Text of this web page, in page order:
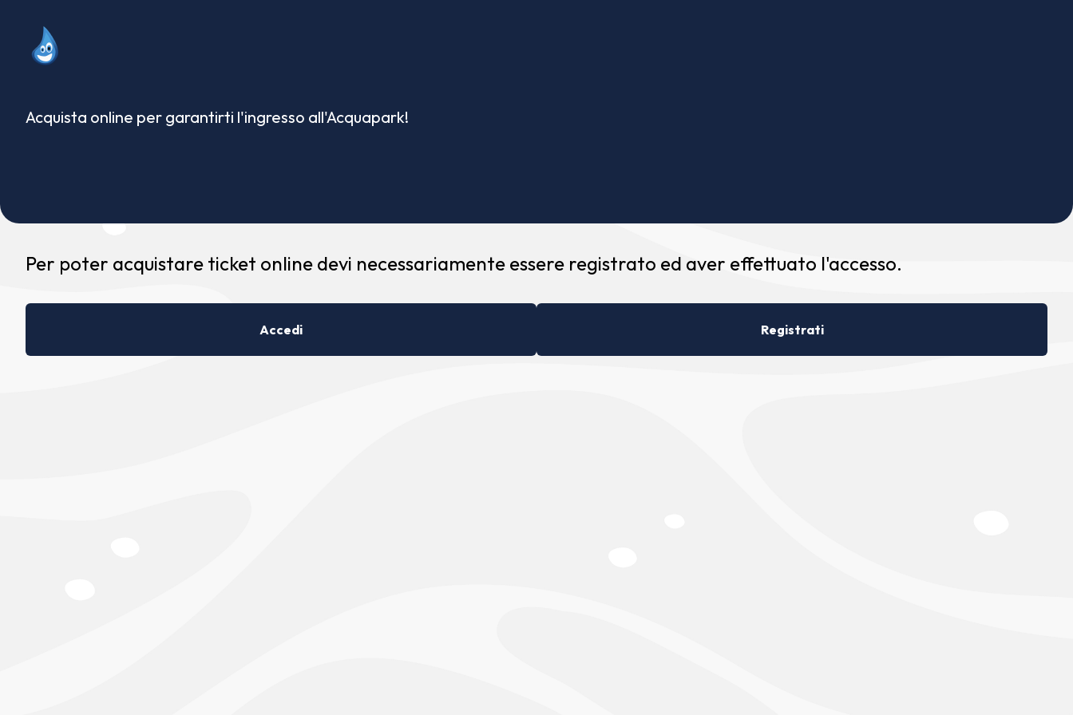
Acquista online per garantirti l'ingresso all'Acquapark!
Per poter acquistare ticket online devi necessariamente essere registrato ed aver effettuato l'accesso.
Accedi Registrati